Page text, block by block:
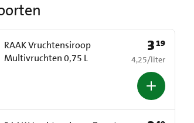
RAAK Vruchtensiroop
Multivruchten 0,75 L
Prijs: € 3,19
319
€ 4,25 per liter
4,25/liter